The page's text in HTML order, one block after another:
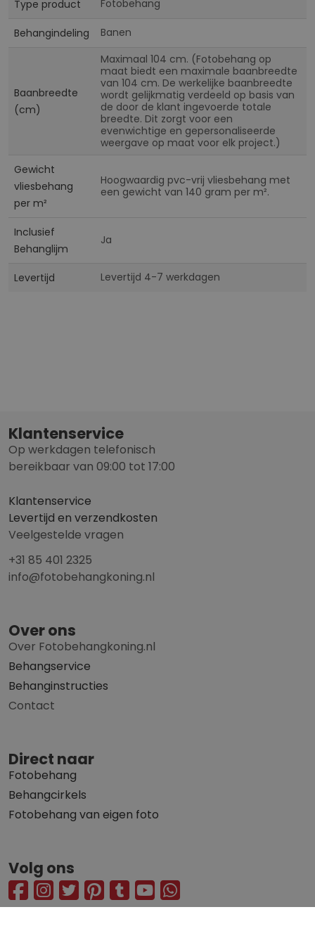
Type product Fotobehang
Behangindeling Banen
Baanbreedte
(cm)
Maximaal 104 cm. (Fotobehang op
maat biedt een maximale baanbreedte
van 104 cm. De werkelijke baanbreedte
wordt gelijkmatig verdeeld op basis van
de door de klant ingevoerde totale
breedte. Dit zorgt voor een
evenwichtige en gepersonaliseerde
weergave op maat voor elk project.)
Gewicht
vliesbehang
per m²
Hoogwaardig pvc-vrij vliesbehang met
een gewicht van 140 gram per m².
Inclusief
Behanglijm
Ja
Levertijd Levertijd 4-7 werkdagen
Klantenservice
Op werkdagen telefonisch
bereikbaar van 09:00 tot 17:00
Klantenservice
Levertijd en verzendkosten
Veelgestelde vragen
+31 85 401 2325
info@fotobehangkoning.nl
Over ons
Over Fotobehangkoning.nl
Behangservice
Behanginstructies
Contact
Direct naar
Fotobehang
Behangcirkels
Fotobehang van eigen foto
Volg ons